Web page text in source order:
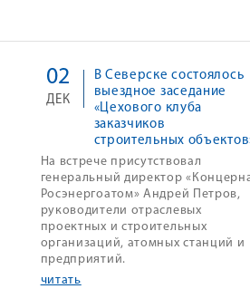
В Северске состоялось
выездное заседание
«Цехового клуба
заказчиков
строительных
02
ДЕК
На встрече присутствовал
генеральный директор
Росэнергоатом» Андрей Петров,
руководители отраслевых
проектных и строительных
организаций, атомных станций и
предприятий.
читать